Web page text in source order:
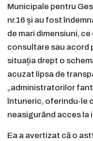
Municipale pentru
nr.16 și au fost
de mari dimensiuni,
consultare sau acord
situația drept o
acuzat lipsa de
„administratorilor
întuneric, oferindu-le
neasigurând acces la
Ea a avertizat că o